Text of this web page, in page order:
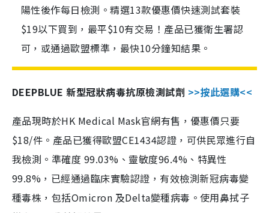
陽性後作每日檢測。精選13款優惠價快速測試套裝
$19以下買到，最平$10有交易！產品已獲衛生署認
可，或通過歐盟標準，最快10分鐘知結果。
DEEPBLUE 新型冠狀病毒抗原檢測試劑 >>按此選購<<
產品現時於HK Medical Mask官網有售，優惠價只要
$18/件。產品已獲得歐盟CE1434認證，可供民眾進行自
我檢測。準確度 99.03%、靈敏度96.4%、特異性
99.8%，已經通過臨床實驗認證，有效檢測新冠病毒變
種毒株，包括Omicron 及Delta變種病毒。使用鼻拭子